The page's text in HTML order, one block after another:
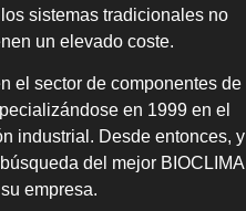
sistemas tradicionales no
un elevado coste.
el sector de componentes de
en 1999 en el
industrial. Desde entonces, y
del mejor BIOCLIMA
empresa.